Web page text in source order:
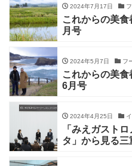
2024年7月17日
これからの美
月号
2024年5月7日 フ
これからの美
6月号
2024年4月25日
「みえガスト
タ」から見る